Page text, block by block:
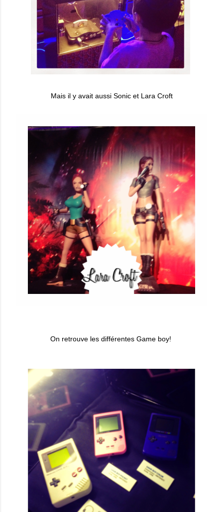
Mais il y avait aussi Sonic et Lara Croft
On retrouve les différentes Game boy!